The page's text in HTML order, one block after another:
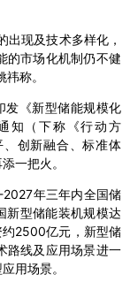
出现及技术多样化，
的市场化机制仍不健
称。
发《新型储能规模化
知（下称《行动方
创新融合、标准体
一把火。
年三年内全国储
新型储能装机规模达
2500亿元，新型储
路线及应用场景进一
用场景。